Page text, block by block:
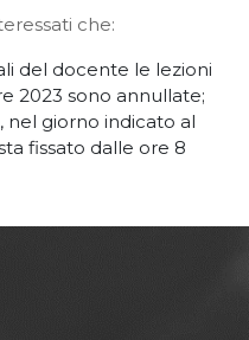
che:
del docente le lezioni
2023 sono annullate;
giorno indicato al
fissato dalle ore 8